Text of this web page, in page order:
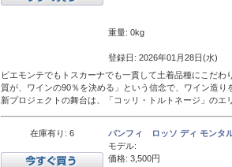
重量: 0kg
登録日: 2026年01月28日(水)
ピエモンテでもトスカーナでも一貫して土着品種にこだ
質が、ワインの90％を決める」という信念で、ワイン造
新プロジェクトの舞台は、「コッリ・トルトネージ」のエ
在庫有り: 6
バンフィ ロッソ ディ モンタ
モデル:
価格: 3,500円